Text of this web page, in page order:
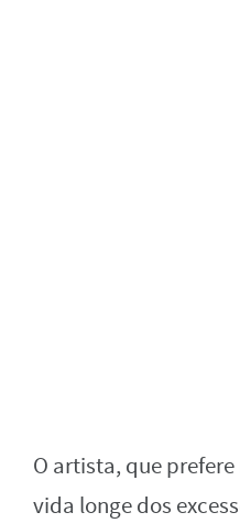
O artista, que
vida longe dos